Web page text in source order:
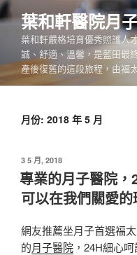
跳
至
內
葉和軒醫院月
葉和軒嚴格培育優秀照護人
誠、舒適、溫馨，是藍田最
產後復舊的這段旅程，由福
月份: 2018 年 5 月
發
佈
於
3 5 月, 2018
專業的月子醫院
可以在我們關愛
網友推薦坐月子首選福
的月子醫院 ，24H細心